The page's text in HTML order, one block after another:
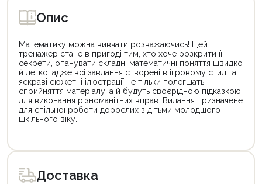
Опис
Математику можна вивчати розважаючись! Цей
тренажер стане в пригоді тим, хто хоче розкрити її
секрети, опанувати складні математичні поняття швидко
й легко, адже всі завдання створені в ігровому стилі, а
яскраві сюжетні ілюстрації не тільки полегшать
сприйняття матеріалу, а й будуть своєрідною підказкою
для виконання різноманітних вправ. Видання призначене
для спільної роботи дорослих з дітьми молодшого
шкільного віку.
товар
для
покупки
товар
для
покупкиДоставка